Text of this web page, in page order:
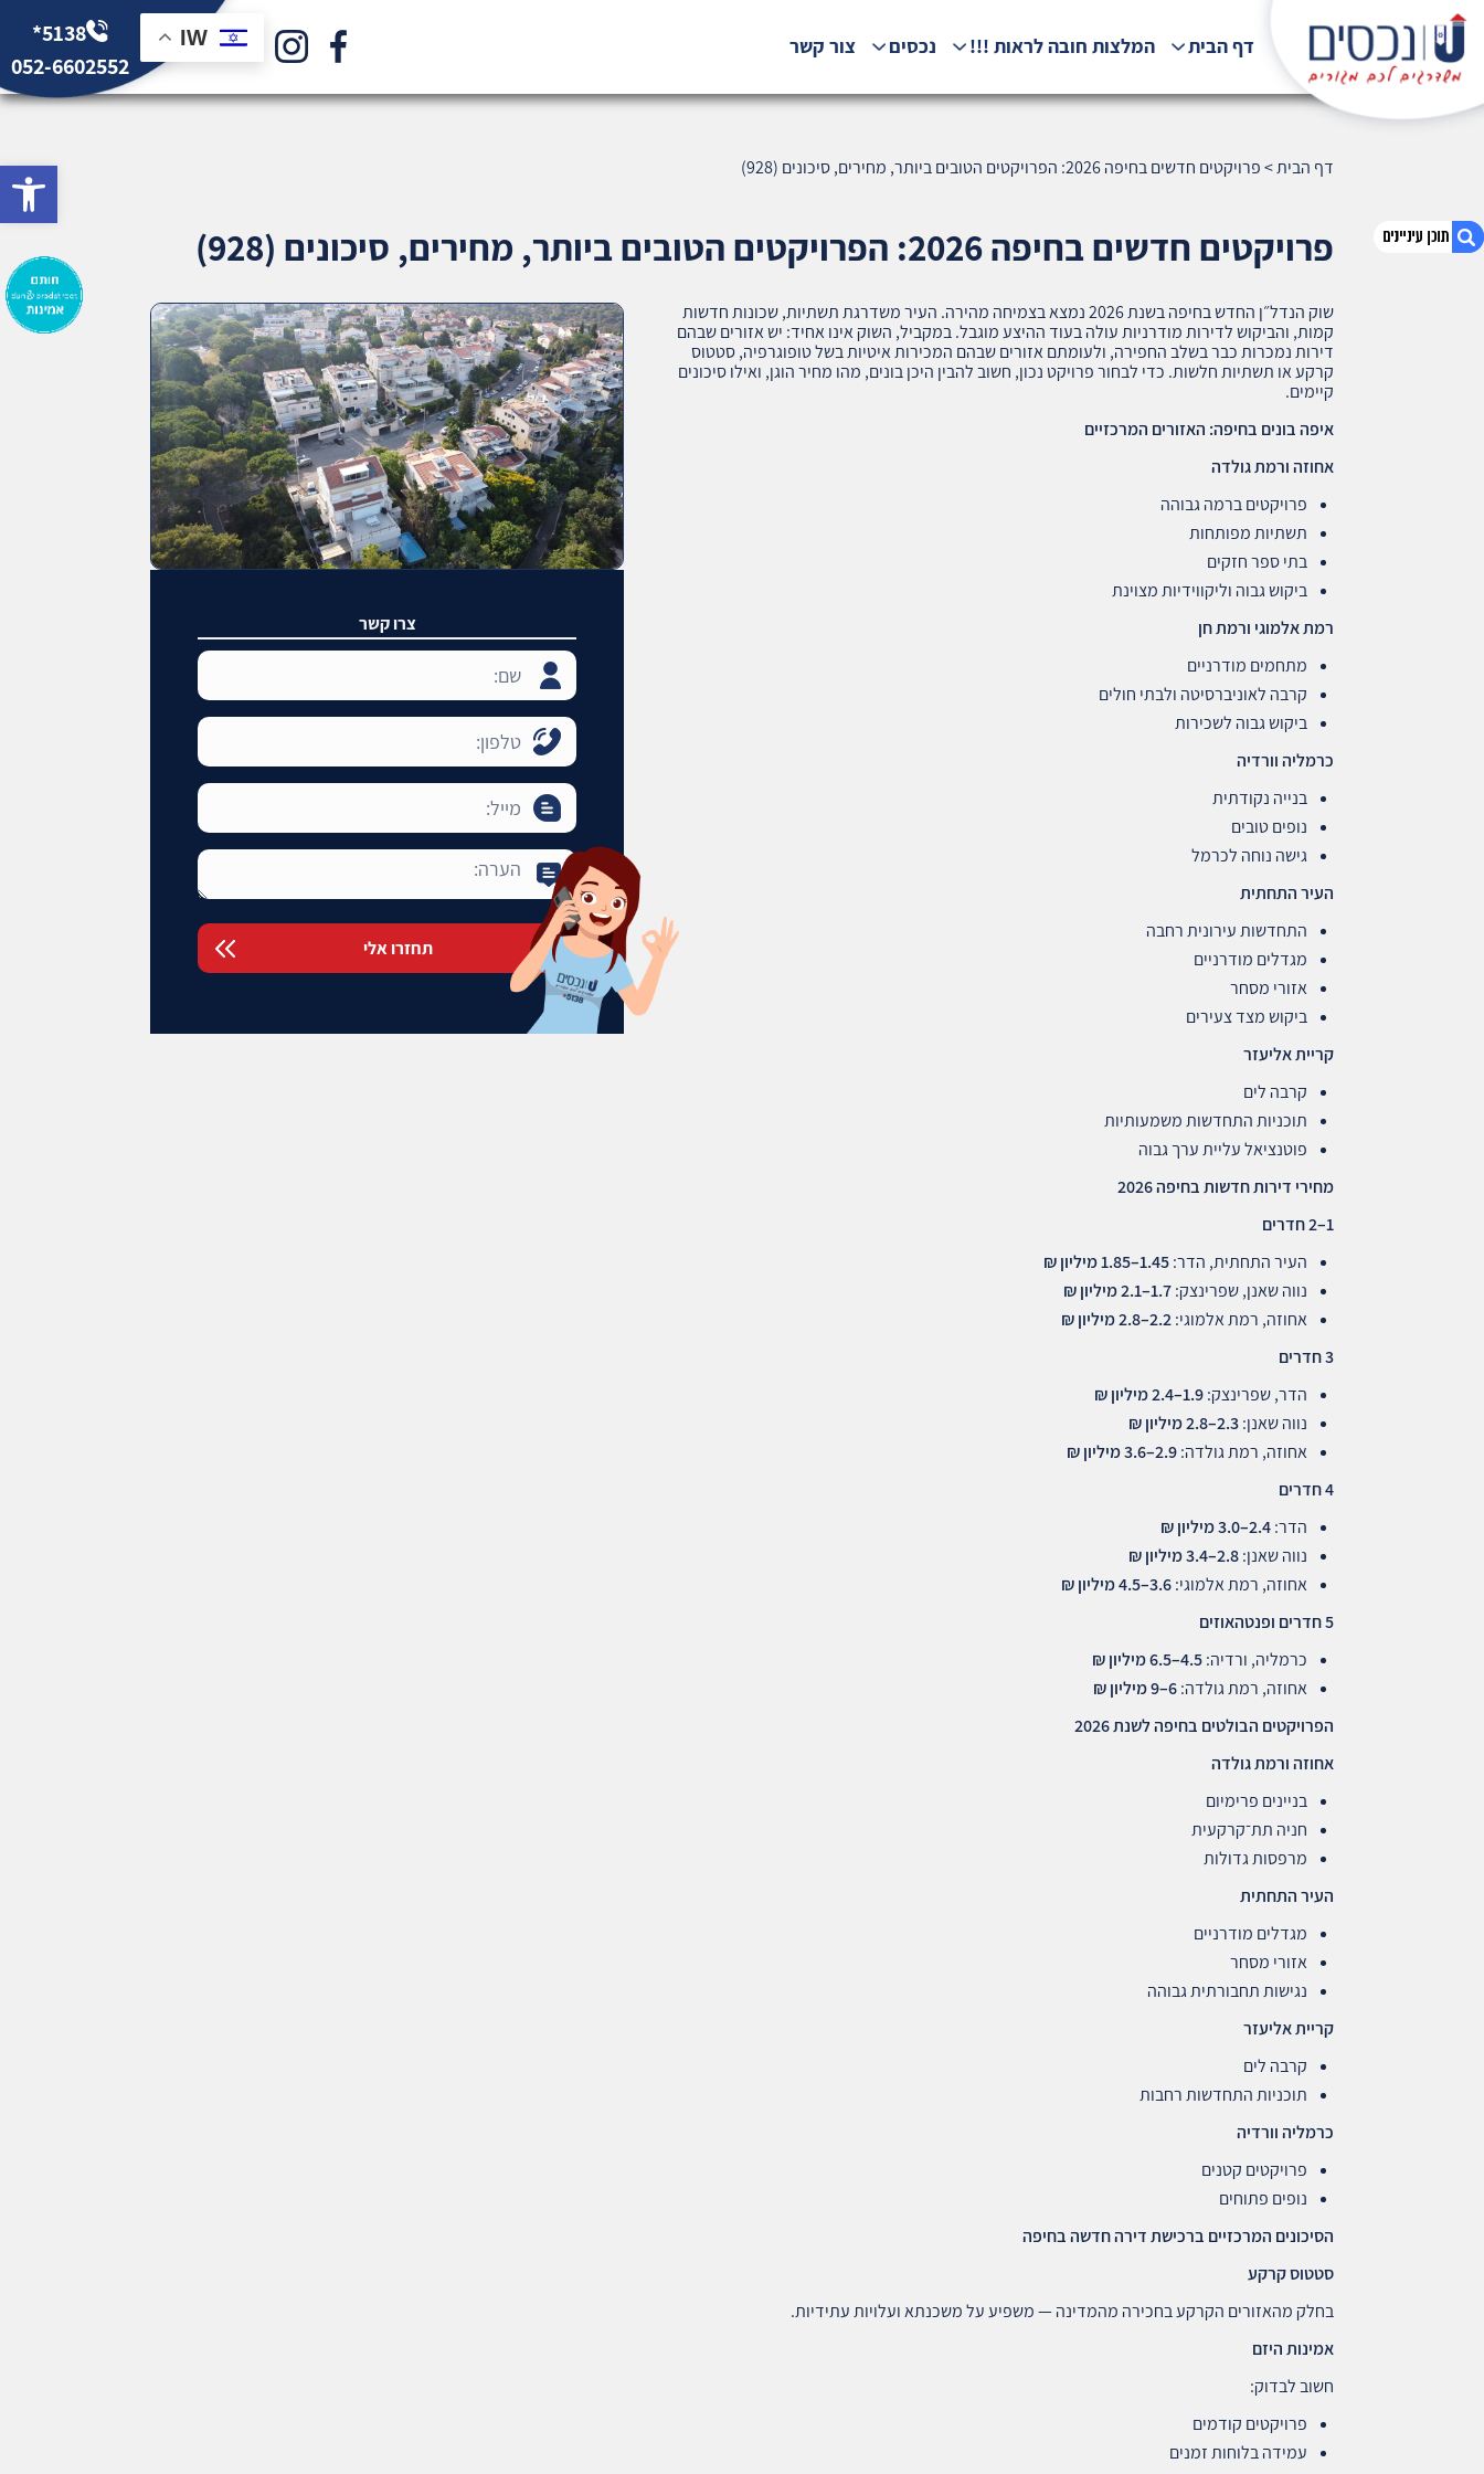
1. פרויקטים חדשים בחיפה 2026: הפרויקטים הטובים
ביותר, מחירים, סיכונים (928)
דף הבית המלצות חובה לראות !!! נכסים צור קשר IW
*5138
052-6602552
דף הבית>פרויקטים חדשים בחיפה 2026: הפרויקטים הטובים ביותר, מחירים, סיכונים (928)
פרויקטים חדשים בחיפה 2026: הפרויקטים הטובים ביותר, מחירים, סיכונים (928)
שוק הנדל״ן החדש בחיפה בשנת 2026 נמצא בצמיחה מהירה. העיר משדרגת תשתיות, שכונות חדשות
קמות, והביקוש לדירות מודרניות עולה בעוד ההיצע מוגבל. במקביל, השוק אינו אחיד: יש אזורים שבהם
דירות נמכרות כבר בשלב החפירה, ולעומתם אזורים שבהם המכירות איטיות בשל טופוגרפיה, סטטוס
קרקע או תשתיות חלשות. כדי לבחור פרויקט נכון, חשוב להבין היכן בונים, מהו מחיר הוגן, ואילו סיכונים
קיימים.
איפה בונים בחיפה: האזורים המרכזיים
אחוזה ורמת גולדה
פרויקטים ברמה גבוהה
תשתיות מפותחות
בתי ספר חזקים
ביקוש גבוה וליקווידיות מצוינת
רמת אלמוגי ורמת חן
מתחמים מודרניים
קרבה לאוניברסיטה ולבתי חולים
ביקוש גבוה לשכירות
כרמליה וורדיה
בנייה נקודתית
נופים טובים
גישה נוחה לכרמל
העיר התחתית
התחדשות עירונית רחבה
מגדלים מודרניים
אזורי מסחר
ביקוש מצד צעירים
קריית אליעזר
קרבה לים
תוכניות התחדשות משמעותיות
פוטנציאל עליית ערך גבוה
מחירי דירות חדשות בחיפה 2026
1–2
חדרים
העיר התחתית, הדר:1.45–1.85
מיליון ₪
נווה שאנן, שפרינצק:1.7–2.1
מיליון ₪
אחוזה, רמת אלמוגי:2.2–2.8
מיליון ₪
3חדרים
הדר, שפרינצק:1.9–2.4
מיליון ₪
נווה שאנן:2.3–2.8
מיליון ₪
אחוזה, רמת גולדה:2.9–3.6
מיליון ₪
4חדרים
הדר:2.4–3.0
מיליון ₪
נווה שאנן:2.8–3.4
מיליון ₪
אחוזה, רמת אלמוגי:3.6–4.5
מיליון ₪
5חדרים ופנטהאוזים
כרמליה, ורדיה:4.5–6.5
מיליון ₪
אחוזה, רמת גולדה:6–9
מיליון ₪
הפרויקטים הבולטים בחיפה לשנת 2026
אחוזה ורמת גולדה
בניינים פרימיום
חניה תת־קרקעית
מרפסות גדולות
העיר התחתית
מגדלים מודרניים
אזורי מסחר
נגישות תחבורתית גבוהה
קריית אליעזר
קרבה לים
תוכניות התחדשות רחבות
כרמליה וורדיה
פרויקטים קטנים
נופים פתוחים
הסיכונים המרכזיים ברכישת דירה חדשה בחיפה
סטטוס קרקע
בחלק מהאזורים הקרקע בחכירה מהמדינה — משפיע על משכנתא ועלויות עתידיות.
אמינות היזם
חשוב לבדוק:
פרויקטים קודמים
עמידה בלוחות זמנים
צרו קשר